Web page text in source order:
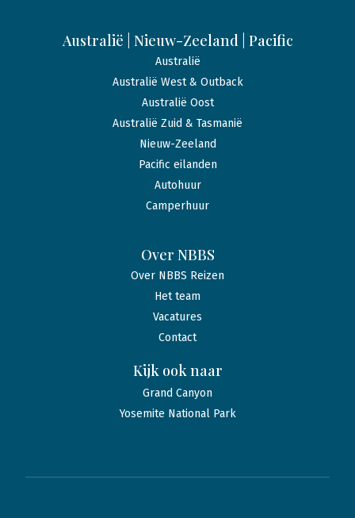
Australië | Nieuw-Zeeland | Pacific
Australië
Australië West & Outback
Australië Oost
Australië Zuid & Tasmanië
Nieuw-Zeeland
Pacific eilanden
Autohuur
Camperhuur
Over NBBS
Over NBBS Reizen
Het team
Vacatures
Contact
Kijk ook naar
Grand Canyon
Yosemite National Park